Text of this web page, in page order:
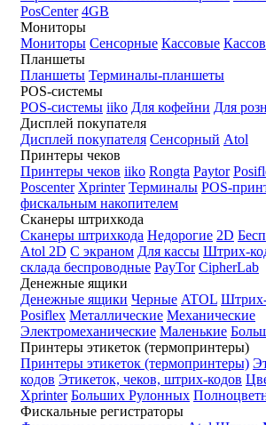
PosCenter 4GB
Мониторы
Мониторы Сенсорные Кассовые
Планшеты
Планшеты Терминалы-планшеты
POS-системы
POS-системы iiko Для кофейни Для
Дисплей покупателя
Дисплей покупателя Сенсорный Atol
Принтеры чеков
Принтеры чеков iiko Rongta Paytor
Poscenter Xprinter Терминалы POS-
фискальным накопителем
Сканеры штрихкода
Сканеры штрихкода Недорогие 2D
Atol 2D С экраном Для кассы Штрих-
склада беспроводные PayTor CipherLab
Денежные ящики
Денежные ящики Черные ATOL
Posiflex Металлические Механические
Электромеханические Маленькие
Принтеры этикеток (термопринтеры)
Принтеры этикеток (термопринтеры)
кодов Этикеток, чеков, штрих-кодов
Xprinter Больших Рулонных
Фискальные регистраторы